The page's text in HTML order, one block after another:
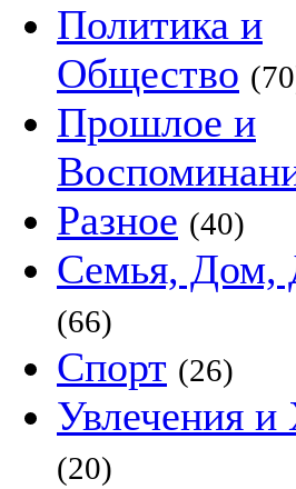
Политика и
Общество
Прошлое и
Разное (40)
Семья, Дом,
(66)
Спорт (26)
Увлечения и
(20)